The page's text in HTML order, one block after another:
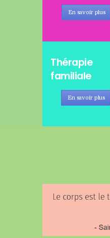
En savoir plus
Thérapie
familiale
En savoir plus